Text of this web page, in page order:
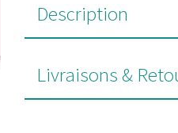
Description
Livraisons &